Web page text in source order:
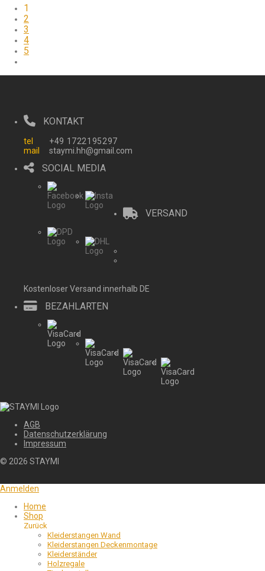
1
2
3
4
5
KONTAKT
tel
‭+49 1722195297
mail
staymi.hh@gmail.com
SOCIAL MEDIA
VERSAND
Kostenloser Versand innerhalb DE
BEZAHLARTEN
AGB
Datenschutzerklärung
Impressum
© 2026 STAYMI
Anmelden
Home
Shop
Zurück
Kleiderstangen Wand
Kleiderstangen Deckenmontage
Kleiderständer
Holzregale